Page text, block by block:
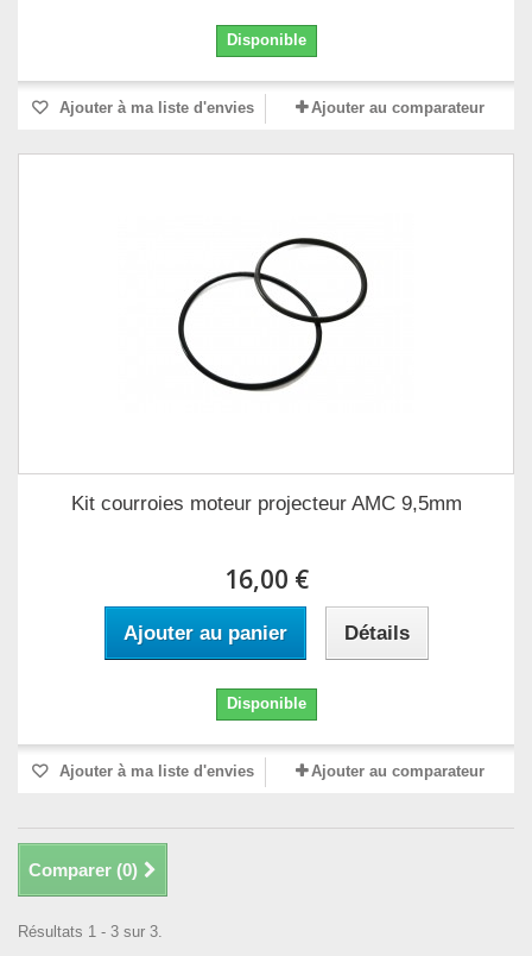
Disponible
Ajouter à ma liste d'envies Ajouter au comparateur
Kit courroies moteur projecteur AMC 9,5mm
16,00 €
Ajouter au panier Détails
Disponible
Ajouter à ma liste d'envies Ajouter au comparateur
Comparer (0)
Résultats 1 - 3 sur 3.